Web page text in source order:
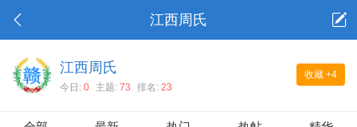
江西周氏
收藏 +4
江西周氏
今日: 0 主题: 73 排名: 23